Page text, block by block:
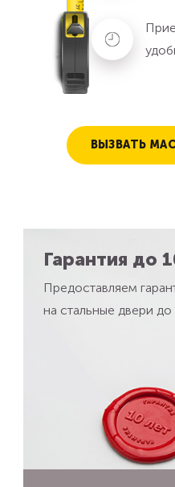
ВЫЗВАТЬ
Гарантия до
Предоставляем
на стальные двери до